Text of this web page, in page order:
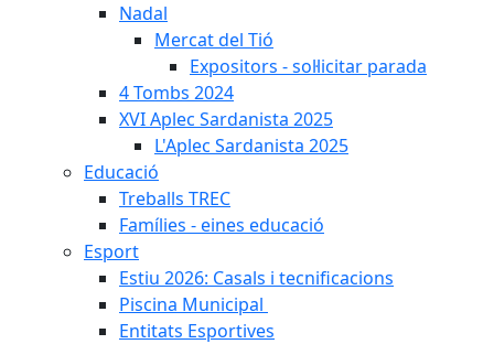
Nadal
Mercat del Tió
Expositors - sol·licitar parada
4 Tombs 2024
XVI Aplec Sardanista 2025
L'Aplec Sardanista 2025
Educació
Treballs TREC
Famílies - eines educació
Esport
Estiu 2026: Casals i tecnificacions
Piscina Municipal
Entitats Esportives